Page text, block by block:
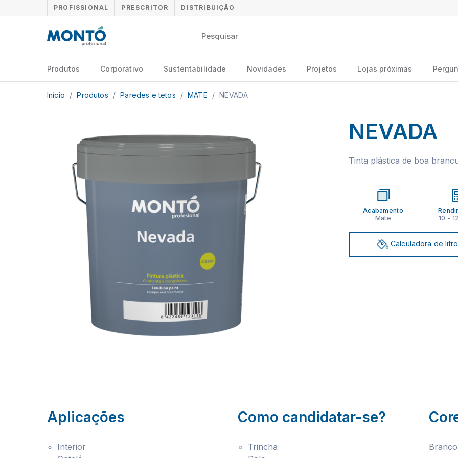
PROFISSIONAL PRESCRITOR DISTRIBUIÇÃO
Produtos Corporativo Sustentabilidade Novidades Projetos Lojas próximas
Início / Produtos / Paredes e tetos / MATE / NEVADA
NEVADA
Tinta plástica de boa
Acabamento
Mate
10 -
Calculadora de
Aplicações
Interior
Como candidatar-se?
Trincha
Branco